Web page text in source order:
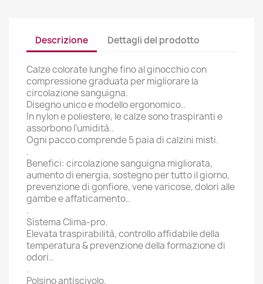
Descrizione Dettagli del prodotto
Calze colorate lunghe fino al ginocchio con
compressione graduata per migliorare la
circolazione sanguigna.
Disegno unico e modello ergonomico..
In nylon e poliestere, le calze sono traspiranti e
assorbono l'umidità..
Ogni pacco comprende 5 paia di calzini misti.
.
Benefici: circolazione sanguigna migliorata,
aumento di energia, sostegno per tutto il giorno,
prevenzione di gonfiore, vene varicose, dolori alle
gambe e affaticamento..
.
Sistema Clima-pro.
Elevata traspirabilità, controllo affidabile della
temperatura & prevenzione della formazione di
odori..
.
Polsino antiscivolo.